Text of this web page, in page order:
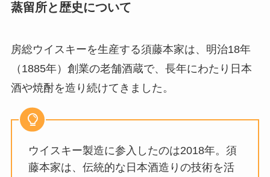
蒸留所と歴史について
房総ウイスキーを生産する須藤本家は、明治18年
（1885年）創業の老舗酒蔵で、長年にわたり日本
酒や焼酎を造り続けてきました。
ウイスキー製造に参入したのは2018年。須
藤本家は、伝統的な日本酒造りの技術を活